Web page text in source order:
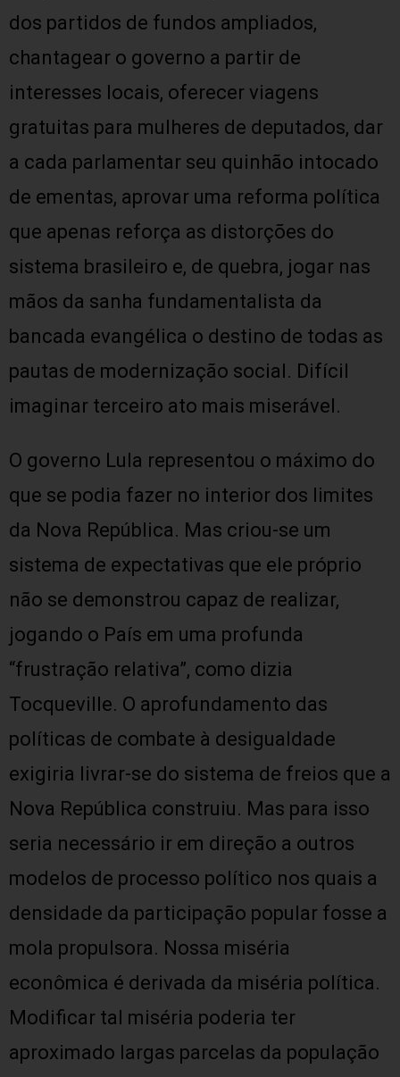
dos partidos de fundos ampliados,
chantagear o governo a partir de
interesses locais, oferecer viagens
gratuitas para mulheres de deputados, dar
a cada parlamentar seu quinhão intocado
de ementas, aprovar uma reforma política
que apenas reforça as distorções do
sistema brasileiro e, de quebra, jogar nas
mãos da sanha fundamentalista da
bancada evangélica o destino de todas as
pautas de modernização social. Difícil
imaginar terceiro ato mais miserável.
O governo Lula representou o máximo do
que se podia fazer no interior dos limites
da Nova República. Mas criou-se um
sistema de expectativas que ele próprio
não se demonstrou capaz de realizar,
jogando o País em uma profunda
“frustração relativa”, como dizia
Tocqueville. O aprofundamento das
políticas de combate à desigualdade
exigiria livrar-se do sistema de freios que a
Nova República construiu. Mas para isso
seria necessário ir em direção a outros
modelos de processo político nos quais a
densidade da participação popular fosse a
mola propulsora. Nossa miséria
econômica é derivada da miséria política.
Modificar tal miséria poderia ter
aproximado largas parcelas da população